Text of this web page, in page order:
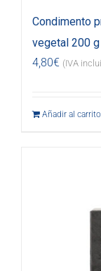
Condimento
vegetal 200 g
4,80€ (IVA
Añadir al carrito